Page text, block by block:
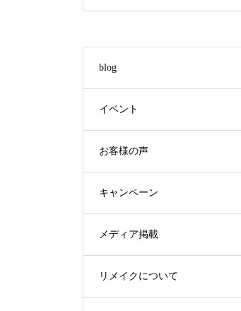
blog
イベント
お客様の声
キャンペーン
メディア掲載
リメイクについて